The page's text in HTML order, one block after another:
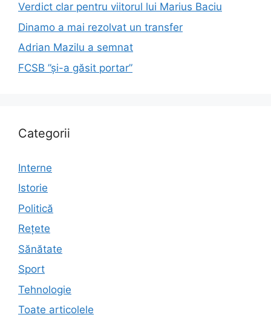
Verdict clar pentru viitorul lui Marius Baciu
Dinamo a mai rezolvat un transfer
Adrian Mazilu a semnat
FCSB ”și-a găsit portar”
Categorii
Interne
Istorie
Politică
Rețete
Sănătate
Sport
Tehnologie
Toate articolele